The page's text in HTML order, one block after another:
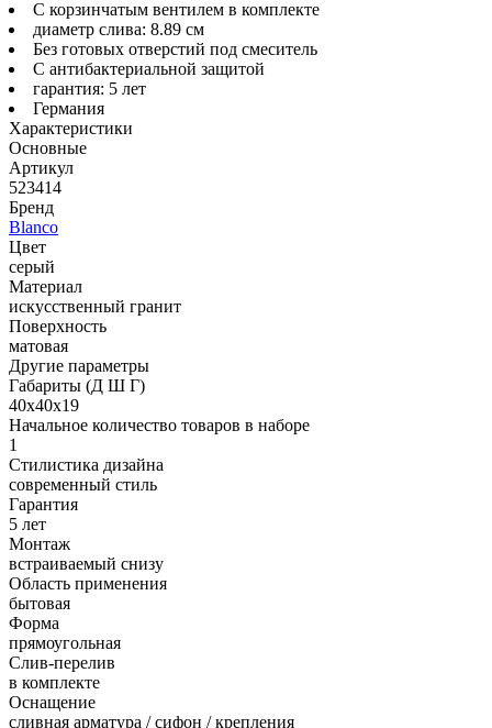
С корзинчатым вентилем в комплекте
диаметр слива: 8.89 см
Без готовых отверстий под смеситель
С антибактериальной защитой
гарантия: 5 лет
Германия
Характеристики
Основные
Артикул
523414
Бренд
Blanco
Цвет
серый
Материал
искусственный гранит
Поверхность
матовая
Другие параметры
Габариты (Д Ш Г)
40х40х19
Начальное количество товаров в наборе
1
Стилистика дизайна
современный стиль
Гарантия
5 лет
Монтаж
встраиваемый снизу
Область применения
бытовая
Форма
прямоугольная
Слив-перелив
в комплекте
Оснащение
сливная арматура / сифон / крепления